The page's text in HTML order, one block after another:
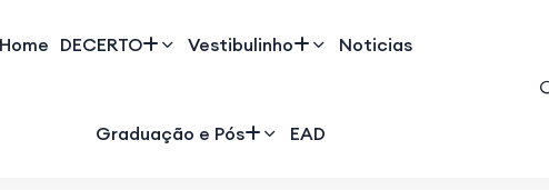
Home DECERTO Vestibulinho Noticias
Graduação e Pós EAD